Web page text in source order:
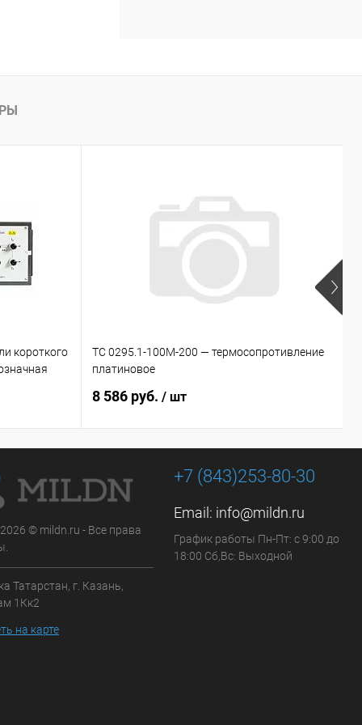
короткого
ТС 0295.1-100М-200 — термосопротивление
платиновое
8 586 руб. / шт
© mildn.ru - Все права
Татарстан, г. Казань,
1Кк2
на карте
+7 (843)253-80-30
Email: info@mildn.ru
График работы Пн-Пт: с 9:00 до
18:00 Сб,Вс: Выходной